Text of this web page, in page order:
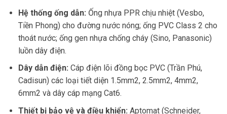
Hệ thống ống dẫn: Ống nhựa PPR chịu nhiệt (Vesbo,
Tiền Phong) cho đường nước nóng; ống PVC Class 2 cho
thoát nước; ống gen nhựa chống cháy (Sino, Panasonic)
luồn dây điện.
Dây dẫn điện: Cáp điện lõi đồng bọc PVC (Trần Phú,
Cadisun) các loại tiết diện 1.5mm2, 2.5mm2, 4mm2,
6mm2 và dây cáp mạng Cat6.
Thiết bị bảo vệ và điều khiển: Aptomat (Schneider,